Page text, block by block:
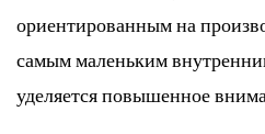
ориентированным на
самым маленьким
уделяется повышенное